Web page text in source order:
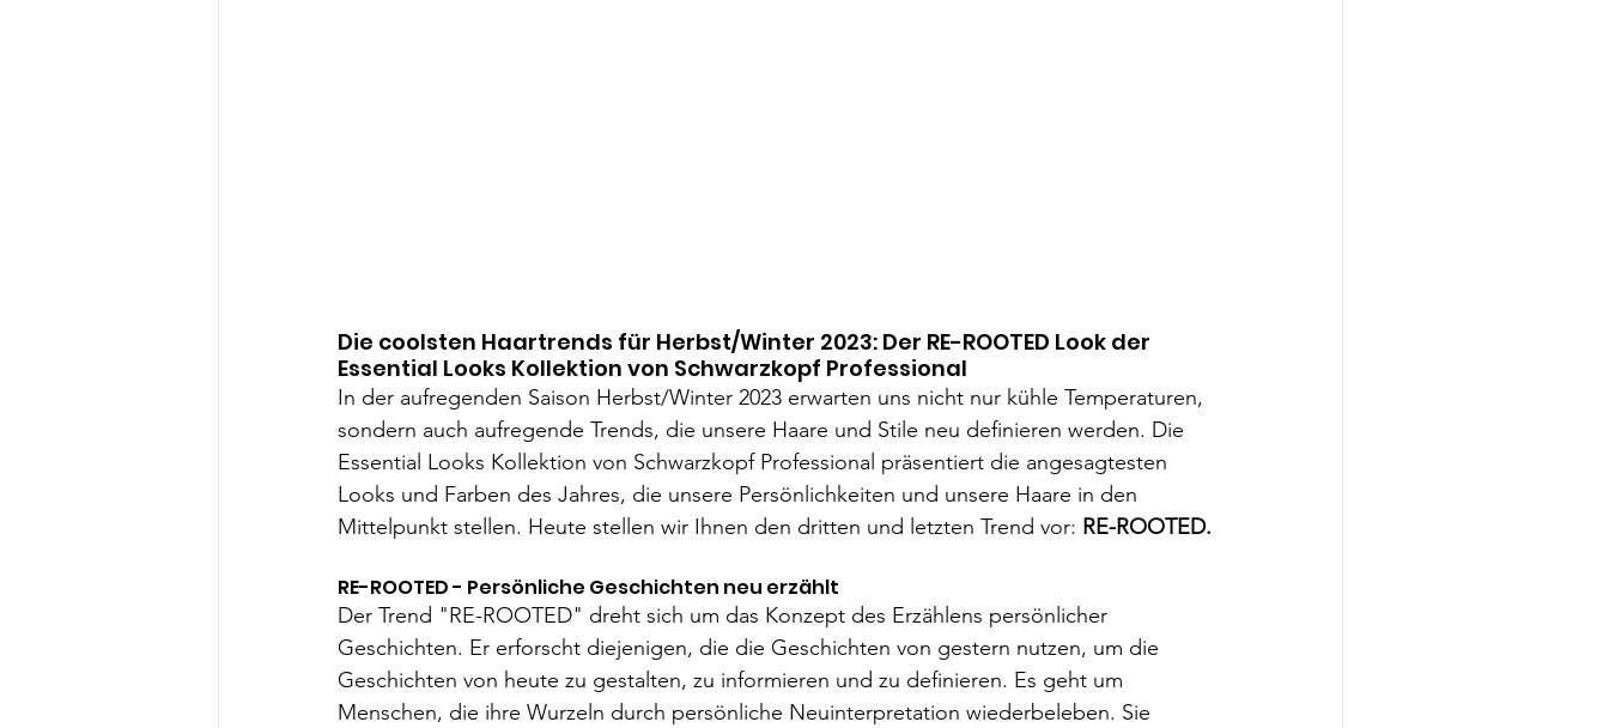
Die coolsten Haartrends für Herbst/Winter 2023: Der RE-ROOTED Look der
Essential Looks Kollektion von Schwarzkopf Professional
In der aufregenden Saison Herbst/Winter 2023 erwarten uns nicht nur kühle Temperaturen,
sondern auch aufregende Trends, die unsere Haare und Stile neu definieren werden. Die
Essential Looks Kollektion von Schwarzkopf Professional präsentiert die angesagtesten
Looks und Farben des Jahres, die unsere Persönlichkeiten und unsere Haare in den
Mittelpunkt stellen. Heute stellen wir Ihnen den dritten und letzten Trend vor: RE-ROOTED.
RE-ROOTED - Persönliche Geschichten neu erzählt
Der Trend "RE-ROOTED" dreht sich um das Konzept des Erzählens persönlicher
Geschichten. Er erforscht diejenigen, die die Geschichten von gestern nutzen, um die
Geschichten von heute zu gestalten, zu informieren und zu definieren. Es geht um
Menschen, die ihre Wurzeln durch persönliche Neuinterpretation wiederbeleben. Sie